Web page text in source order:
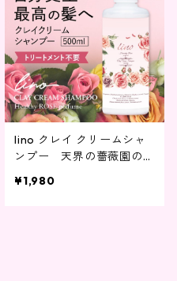
lino クレイ クリームシャ
ンプー 天界の薔薇園の香
¥1,980